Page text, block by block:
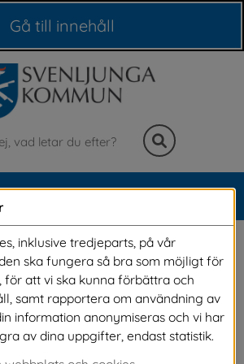
Gå till innehåll
Meny
på
satsning på
någonsin! Genom nybyggnad
inklusive tredjeparts, på vår
ska fungera så bra som möjligt för
för att vi ska kunna förbättra och
samt rapportera om användning av
information anonymiseras och vi har
av dina uppgifter, endast statistik.